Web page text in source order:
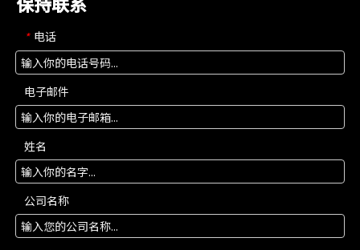
* 电话
电子邮件
姓名
公司名称